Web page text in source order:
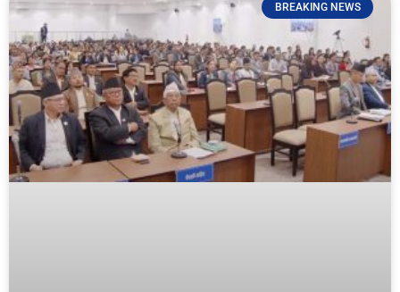
BREAKING NEWS